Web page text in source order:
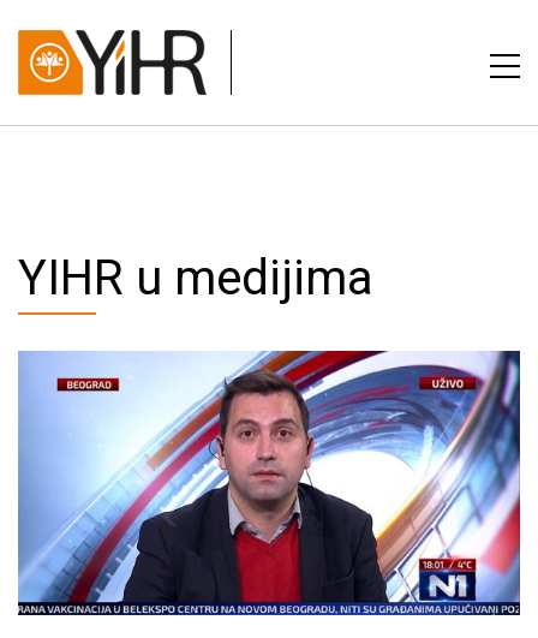
YIHR u medijima